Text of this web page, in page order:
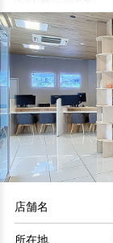
店舗名
所在地